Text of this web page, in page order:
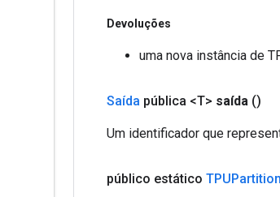
Devoluções
uma nova instância de
Saída pública <T> saída ()
Um identificador que
público estático